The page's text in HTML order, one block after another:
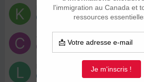
Kiradesneiges
8 juin 2022
7 juin 2022
7 juin 2022